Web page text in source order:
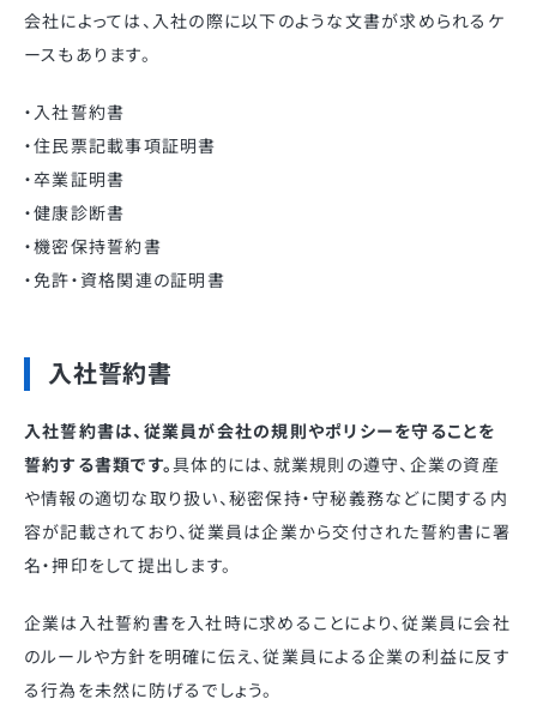
会社によっては、入社の際に以下のような文書が求められるケ
ースもあります。
・入社誓約書
・住民票記載事項証明書
・卒業証明書
・健康診断書
・機密保持誓約書
・免許・資格関連の証明書
入社誓約書
入社誓約書は、従業員が会社の規則やポリシーを守ることを
誓約する書類です。具体的には、就業規則の遵守、企業の資産
や情報の適切な取り扱い、秘密保持・守秘義務などに関する内
容が記載されており、従業員は企業から交付された誓約書に署
名・押印をして提出します。
企業は入社誓約書を入社時に求めることにより、従業員に会社
のルールや方針を明確に伝え、従業員による企業の利益に反す
る行為を未然に防げるでしょう。